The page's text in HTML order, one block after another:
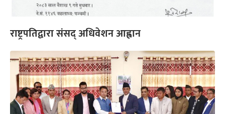
राष्ट्रपतिद्वारा संसद् अधिवेशन आह्वान